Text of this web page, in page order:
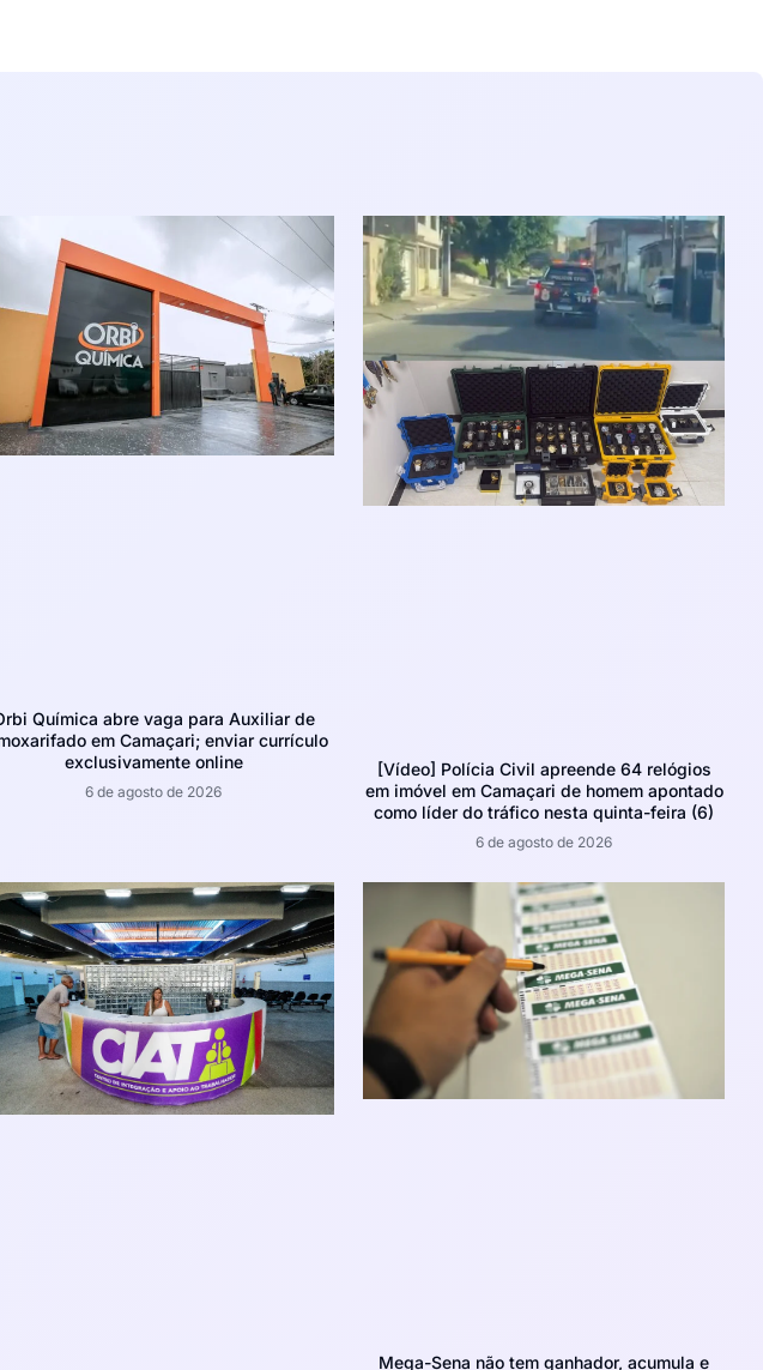
Química abre vaga para Auxiliar de
em Camaçari; enviar currículo
exclusivamente online
6 de agosto de 2026
[Vídeo] Polícia Civil apreende 64 relógios
em imóvel em Camaçari de homem apontado
como líder do tráfico nesta quinta-feira (6)
6 de agosto de 2026
Mega-Sena não tem ganhador, acumula e